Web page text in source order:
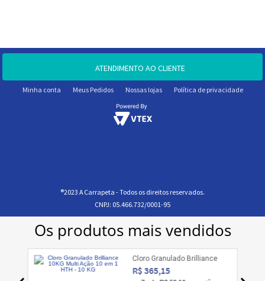
ATENDIMENTO AO CLIENTE
Minha conta Meus Pedidos Nossas lojas Política de privacidade
®2023 A Carrapeta - Todos os direitos reservados.
CNPJ: 05.466.732/0001-95